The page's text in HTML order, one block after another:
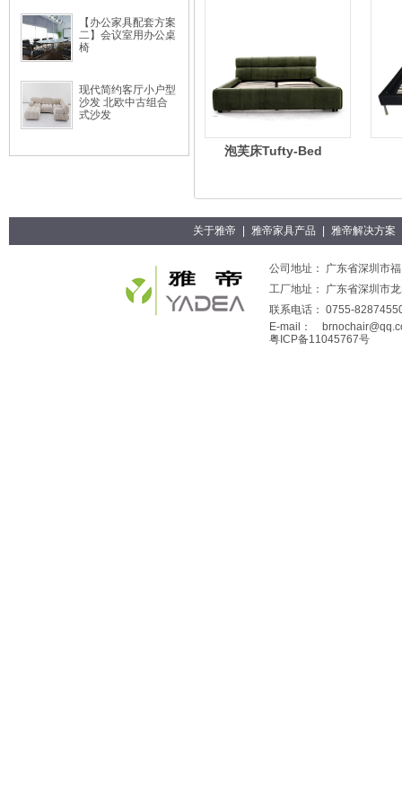
【办公家具配套方案
二】会议室用办公桌
椅
现代简约客厅小户型
沙发 北欧中古组合
式沙发
泡芙床Tufty-Bed
关于雅帝 雅帝家具产品 雅帝解决方案
公司地址： 广东省深圳市
工厂地址： 广东省深圳市
联系电话： 0755-
E-mail：
粤ICP备11045767号